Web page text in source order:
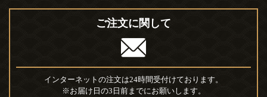
ご注文に関して
インターネットの注文は24時間受付けております。
※お届け日の3日前までにお願いします。